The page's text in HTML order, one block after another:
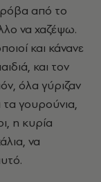
από το
να χαζέψω.
και κάνανε
και τον
όλα γύριζαν
γουρούνια,
η κυρία
να